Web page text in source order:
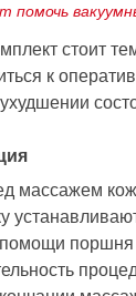
помочь
стоит
к
массажем
поршня